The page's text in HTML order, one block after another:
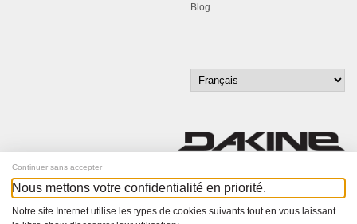
Blog
Inscrivez-vous à notre newsletter !
Continuer sans accepter
Nous mettons votre confidentialité en priorité.
Notre site Internet utilise les types de cookies suivants tout en vous laissant